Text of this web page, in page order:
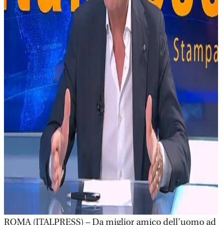
ROMA (ITALPRESS) – Da miglior amico dell’uomo ad